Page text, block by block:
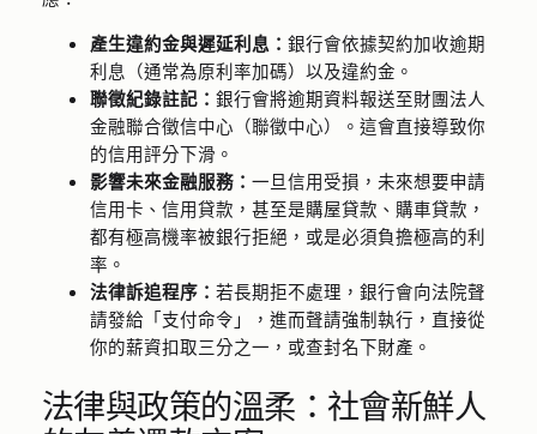
產生違約金與遲延利息： 銀行會依據契約加收逾期
利息（通常為原利率加碼）以及違約金。
聯徵紀錄註記： 銀行會將逾期資料報送至財團法人
金融聯合徵信中心（聯徵中心）。這會直接導致你
的信用評分下滑。
影響未來金融服務： 一旦信用受損，未來想要申請
信用卡、信用貸款，甚至是購屋貸款、購車貸款，
都有極高機率被銀行拒絕，或是必須負擔極高的利
率。
法律訴追程序： 若長期拒不處理，銀行會向法院聲
請發給「支付命令」，進而聲請強制執行，直接從
你的薪資扣取三分之一，或查封名下財產。
法律與政策的溫柔：社會新鮮人